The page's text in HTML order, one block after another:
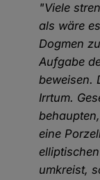
"Viele
als wäre
Dogmen
Aufgabe
beweisen.
Irrtum.
eine
umkreist,